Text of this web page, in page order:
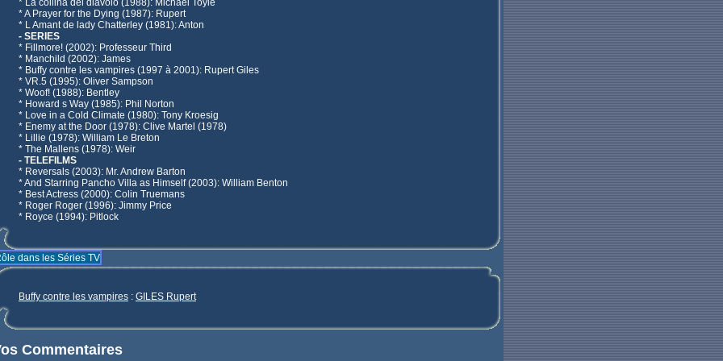
* La collina del diavolo (1988): Michael Toyle
* A Prayer for the Dying (1987): Rupert
* L Amant de lady Chatterley (1981): Anton
- SERIES
* Fillmore! (2002): Professeur Third
* Manchild (2002): James
* Buffy contre les vampires (1997 à 2001): Rupert Giles
* VR.5 (1995): Oliver Sampson
* Woof! (1988): Bentley
* Howard s Way (1985): Phil Norton
* Love in a Cold Climate (1980): Tony Kroesig
* Enemy at the Door (1978): Clive Martel (1978)
* Lillie (1978): William Le Breton
* The Mallens (1978): Weir
- TELEFILMS
* Reversals (2003): Mr. Andrew Barton
* And Starring Pancho Villa as Himself (2003): William Benton
* Best Actress (2000): Colin Truemans
* Roger Roger (1996): Jimmy Price
* Royce (1994): Pitlock
dans les Séries TV
Buffy contre les vampires : GILES Rupert
Commentaires